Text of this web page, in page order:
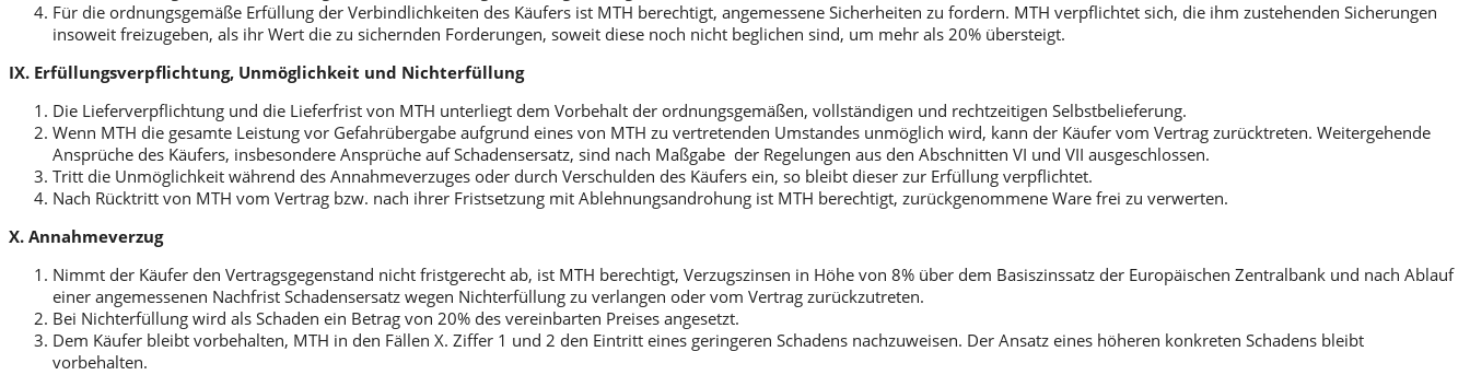
Für die ordnungsgemäße Erfüllung der Verbindlichkeiten des Käufers ist MTH berechtigt, angemessene Sicherheiten zu fordern. MTH verpflichtet sich, die ihm zustehenden Sicherungen
insoweit freizugeben, als ihr Wert die zu sichernden Forderungen, soweit diese noch nicht beglichen sind, um mehr als 20% übersteigt.
IX. Erfüllungsverpflichtung, Unmöglichkeit und Nichterfüllung
Die Lieferverpflichtung und die Lieferfrist von MTH unterliegt dem Vorbehalt der ordnungsgemäßen, vollständigen und rechtzeitigen Selbstbelieferung.
Wenn MTH die gesamte Leistung vor Gefahrübergabe aufgrund eines von MTH zu vertretenden Umstandes unmöglich wird, kann der Käufer vom Vertrag zurücktreten. Weitergehende
Ansprüche des Käufers, insbesondere Ansprüche auf Schadensersatz, sind nach Maßgabe der Regelungen aus den Abschnitten VI und VII ausgeschlossen.
Tritt die Unmöglichkeit während des Annahmeverzuges oder durch Verschulden des Käufers ein, so bleibt dieser zur Erfüllung verpflichtet.
Nach Rücktritt von MTH vom Vertrag bzw. nach ihrer Fristsetzung mit Ablehnungsandrohung ist MTH berechtigt, zurückgenommene Ware frei zu verwerten.
X. Annahmeverzug
Nimmt der Käufer den Vertragsgegenstand nicht fristgerecht ab, ist MTH berechtigt, Verzugszinsen in Höhe von 8% über dem Basiszinssatz der Europäischen Zentralbank und nach Ablauf
einer angemessenen Nachfrist Schadensersatz wegen Nichterfüllung zu verlangen oder vom Vertrag zurückzutreten.
Bei Nichterfüllung wird als Schaden ein Betrag von 20% des vereinbarten Preises angesetzt.
Dem Käufer bleibt vorbehalten, MTH in den Fällen X. Ziffer 1 und 2 den Eintritt eines geringeren Schadens nachzuweisen. Der Ansatz eines höheren konkreten Schadens bleibt
vorbehalten.